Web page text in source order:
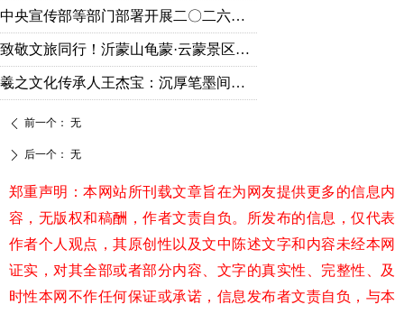
ꄴ 前一个： 无
ꄲ 后一个： 无
中央宣传部等部门部署开展二〇二六年“强国复兴有我”群众性主题宣传教育活动
致敬文旅同行！沂蒙山龟蒙·云蒙景区免票礼遇全国旅游人！
羲之文化传承人王杰宝：沉厚笔墨间的守正出新
郑重声明：本网站所刊载文章旨在为网友提供更多的信息内
容，无版权和稿酬，作者文责自负。所发布的信息，仅代表
作者个人观点，其原创性以及文中陈述文字和内容未经本网
证实，对其全部或者部分内容、文字的真实性、完整性、及
时性本网不作任何保证或承诺，信息发布者文责自负，与本